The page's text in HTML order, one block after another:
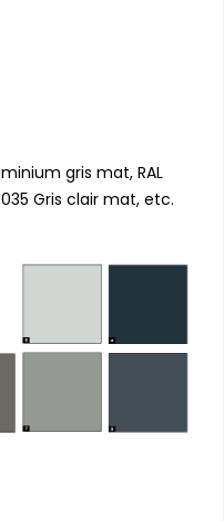
gris mat, RAL
Gris clair mat, etc.